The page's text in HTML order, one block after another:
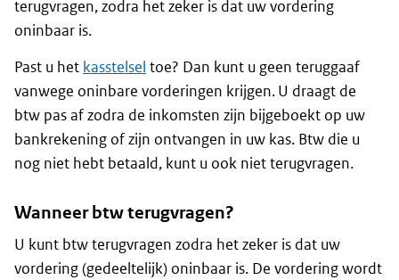
terugvragen, zodra het zeker is dat uw vordering
oninbaar is.
Past u het kasstelsel toe? Dan kunt u geen teruggaaf
vanwege oninbare vorderingen krijgen. U draagt de
btw pas af zodra de inkomsten zijn bijgeboekt op uw
bankrekening of zijn ontvangen in uw kas. Btw die u
nog niet hebt betaald, kunt u ook niet terugvragen.
Wanneer btw terugvragen?
U kunt btw terugvragen zodra het zeker is dat uw
vordering (gedeeltelijk) oninbaar is. De vordering wordt